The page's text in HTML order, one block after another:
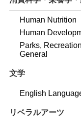
Human Nutrition
Human
Parks,
General
文学
English
リベラルアーツ